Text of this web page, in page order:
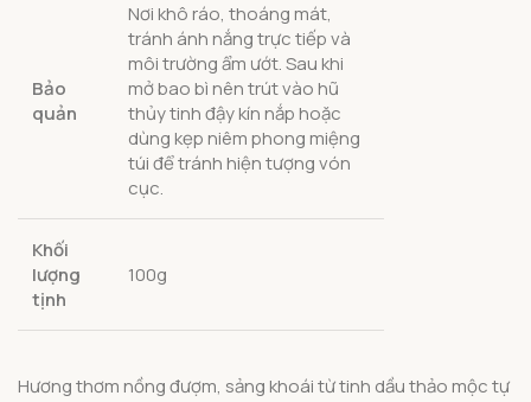
Bảo
quản
Nơi khô ráo, thoáng mát,
tránh ánh nắng trực tiếp và
môi trường ẩm ướt. Sau khi
mở bao bì nên trút vào hũ
thủy tinh đậy kín nắp hoặc
dùng kẹp niêm phong miệng
túi để tránh hiện tượng vón
cục.
Khối
lượng
tịnh
100g
Hương thơm nồng đượm, sảng khoái từ tinh dầu thảo mộc tự